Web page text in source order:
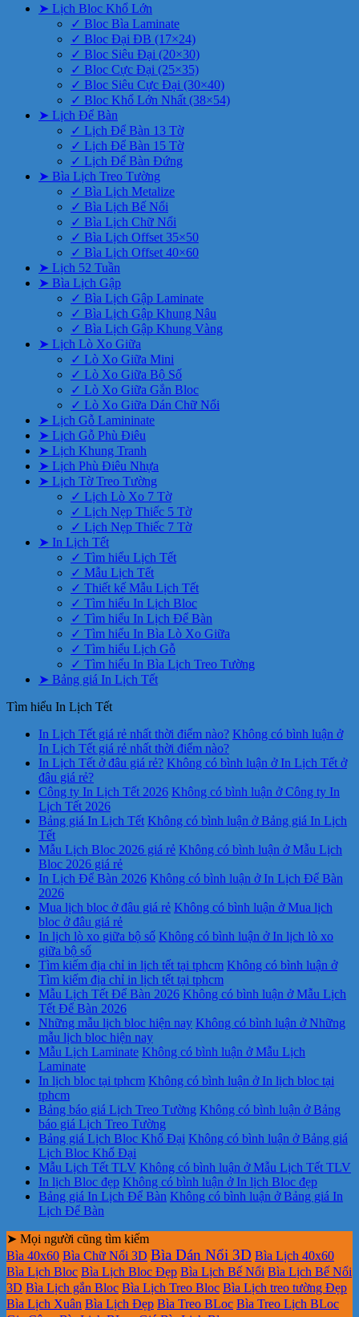
➤ Lịch Bloc Khổ Lớn
✓ Bloc Bìa Laminate
✓ Bloc Đại ĐB (17×24)
✓ Bloc Siêu Đại (20×30)
✓ Bloc Cực Đại (25×35)
✓ Bloc Siêu Cực Đại (30×40)
✓ Bloc Khổ Lớn Nhất (38×54)
➤ Lịch Để Bàn
✓ Lịch Để Bàn 13 Tờ
✓ Lịch Để Bàn 15 Tờ
✓ Lịch Để Bàn Đứng
➤ Bìa Lịch Treo Tường
✓ Bìa Lịch Metalize
✓ Bìa Lịch Bế Nổi
✓ Bìa Lịch Chữ Nổi
✓ Bìa Lịch Offset 35×50
✓ Bìa Lịch Offset 40×60
➤ Lịch 52 Tuần
➤ Bìa Lịch Gập
✓ Bìa Lịch Gập Laminate
✓ Bìa Lịch Gập Khung Nâu
✓ Bìa Lịch Gập Khung Vàng
➤ Lịch Lò Xo Giữa
✓ Lò Xo Giữa Mini
✓ Lò Xo Giữa Bộ Số
✓ Lò Xo Giữa Gắn Bloc
✓ Lò Xo Giữa Dán Chữ Nổi
➤ Lịch Gỗ Lamininate
➤ Lịch Gỗ Phù Điêu
➤ Lịch Khung Tranh
➤ Lịch Phù Điêu Nhựa
➤ Lịch Tờ Treo Tường
✓ Lịch Lò Xo 7 Tờ
✓ Lịch Nẹp Thiếc 5 Tờ
✓ Lịch Nẹp Thiếc 7 Tờ
➤ In Lịch Tết
✓ Tìm hiểu Lịch Tết
✓ Mẫu Lịch Tết
✓ Thiết kế Mẫu Lịch Tết
✓ Tìm hiểu In Lịch Bloc
✓ Tìm hiểu In Lịch Để Bàn
✓ Tìm hiểu In Bìa Lò Xo Giữa
✓ Tìm hiểu Lịch Gỗ
✓ Tìm hiểu In Bìa Lịch Treo Tường
➤ Bảng giá In Lịch Tết
Tìm hiểu In Lịch Tết
In Lịch Tết giá rẻ nhất thời điểm nào? Không có bình luận ở
In Lịch Tết giá rẻ nhất thời điểm nào?
In Lịch Tết ở đâu giá rẻ? Không có bình luận ở In Lịch Tết ở
đâu giá rẻ?
Công ty In Lịch Tết 2026 Không có bình luận ở Công ty In
Lịch Tết 2026
Bảng giá In Lịch Tết Không có bình luận ở Bảng giá In Lịch
Tết
Mẫu Lịch Bloc 2026 giá rẻ Không có bình luận ở Mẫu Lịch
Bloc 2026 giá rẻ
In Lịch Để Bàn 2026 Không có bình luận ở In Lịch Để Bàn
2026
Mua lịch bloc ở đâu giá rẻ Không có bình luận ở Mua lịch
bloc ở đâu giá rẻ
In lịch lò xo giữa bộ số Không có bình luận ở In lịch lò xo
giữa bộ số
Tìm kiếm địa chỉ in lịch tết tại tphcm Không có bình luận ở
Tìm kiếm địa chỉ in lịch tết tại tphcm
Mẫu Lịch Tết Để Bàn 2026 Không có bình luận ở Mẫu Lịch
Tết Để Bàn 2026
Những mẫu lịch bloc hiện nay Không có bình luận ở Những
mẫu lịch bloc hiện nay
Mẫu Lịch Laminate Không có bình luận ở Mẫu Lịch
Laminate
In lịch bloc tại tphcm Không có bình luận ở In lịch bloc tại
tphcm
Bảng báo giá Lịch Treo Tường Không có bình luận ở Bảng
báo giá Lịch Treo Tường
Bảng giá Lịch Bloc Khổ Đại Không có bình luận ở Bảng giá
Lịch Bloc Khổ Đại
Mẫu Lịch Tết TLV Không có bình luận ở Mẫu Lịch Tết TLV
In lịch Bloc đẹp Không có bình luận ở In lịch Bloc đẹp
Bảng giá In Lịch Để Bàn Không có bình luận ở Bảng giá In
Lịch Để Bàn
➤ Mọi người cũng tìm kiếm
Bìa 40x60 Bìa Chữ Nổi 3D Bìa Dán Nổi 3D Bìa Lịch 40x60
Bìa Lịch Bloc Bìa Lịch Bloc Đẹp Bìa Lịch Bế Nổi Bìa Lịch Bế Nổi
3D Bìa Lịch gắn Bloc Bìa Lịch Treo Bloc Bìa Lịch treo tường Đẹp
Bìa Lịch Xuân Bìa Lịch Đẹp Bìa Treo BLoc Bìa Treo Lịch BLoc